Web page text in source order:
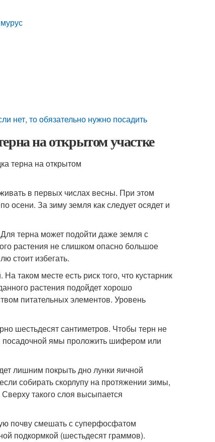
нет, то обязательно нужно посадить
на открытом участке
в первых числах весны. При этом
осени. За зиму земля как следует осядет и
терна может подойти даже земля с
растения не слишком опасно большое
стоит избегать.
таком месте есть риск того, что кустарник
растения подойдет хорошо
питательных элементов. Уровень
шестьдесят сантиметров. Чтобы терн не
посадочной ямы проложить шифером или
лишним покрыть дно лунки яичной
собирать скорлупу на протяжении зимы,
Сверху такого слоя высыпается
почву смешать с суперфосфатом
подкормкой (шестьдесят граммов).